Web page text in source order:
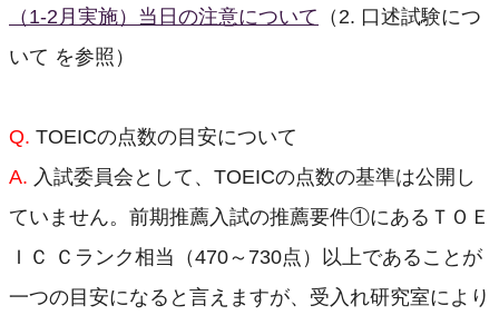
（1-2月実施）当日の注意について （2. 口述試験につ
いて を参照）
Q. TOEICの点数の目安について
A. 入試委員会として、TOEICの点数の基準は公開し
ていません。前期推薦入試の推薦要件①にあるＴＯＥ
ＩＣ Ｃランク相当（470～730点）以上であることが
一つの目安になると言えますが、受入れ研究室により